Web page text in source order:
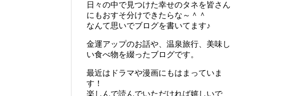
日々の中で見つけた幸せのタネを皆さん
にもおすそ分けできたらな～＾＾
なんて思いでブログを書いてます♪
金運アップのお話や、温泉旅行、美味し
い食べ物を綴ったブログです。
最近はドラマや漫画にもはまっていま
す！
楽しんで読んでいただければ嬉しいで